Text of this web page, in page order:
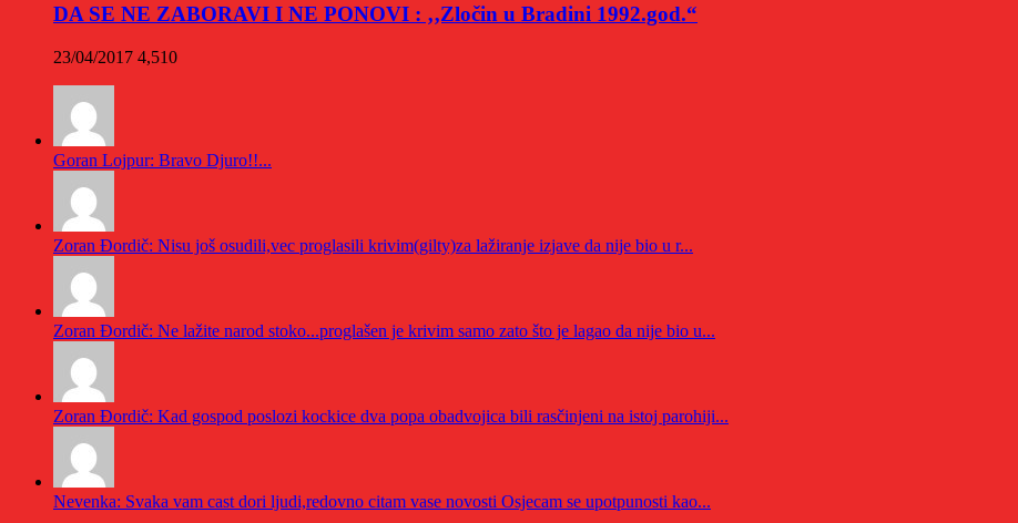
DA SE NE ZABORAVI I NE PONOVI : ‚‚Zločin u Bradini 1992.god.“
23/04/2017 4,510
Goran Lojpur: Bravo Djuro!!...
Zoran Đordič: Nisu još osudili,vec proglasili krivim(gilty)za lažiranje izjave da nije bio u r...
Zoran Đordič: Ne lažite narod stoko...proglašen je krivim samo zato što je lagao da nije bio u...
Zoran Đordič: Kad gospod poslozi kockice dva popa obadvojica bili rasčinjeni na istoj parohiji...
Nevenka: Svaka vam cast dori ljudi,redovno citam vase novosti Osjecam se upotpunosti kao...